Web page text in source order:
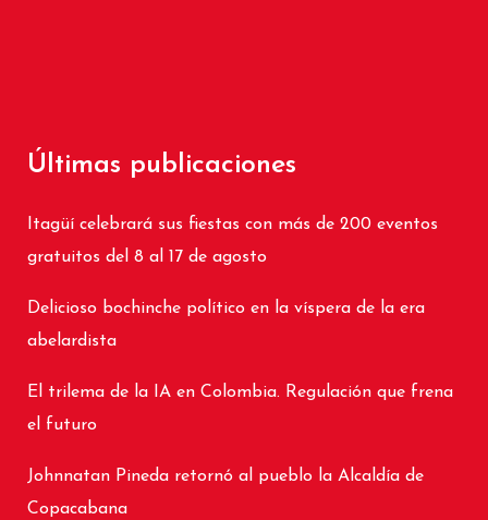
Últimas publicaciones
Itagüí celebrará sus fiestas con más de 200 eventos
gratuitos del 8 al 17 de agosto
Delicioso bochinche político en la víspera de la era
abelardista
El trilema de la IA en Colombia. Regulación que frena
el futuro
Johnnatan Pineda retornó al pueblo la Alcaldía de
Copacabana